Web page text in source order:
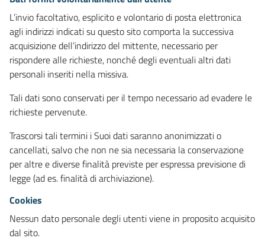
L’invio facoltativo, esplicito e volontario di posta elettronica
agli indirizzi indicati su questo sito comporta la successiva
acquisizione dell’indirizzo del mittente, necessario per
rispondere alle richieste, nonché degli eventuali altri dati
personali inseriti nella missiva.
Tali dati sono conservati per il tempo necessario ad evadere le
richieste pervenute.
Trascorsi tali termini i Suoi dati saranno anonimizzati o
cancellati, salvo che non ne sia necessaria la conservazione
per altre e diverse finalità previste per espressa previsione di
legge (ad es. finalità di archiviazione).
Cookies
Nessun dato personale degli utenti viene in proposito acquisito
dal sito.